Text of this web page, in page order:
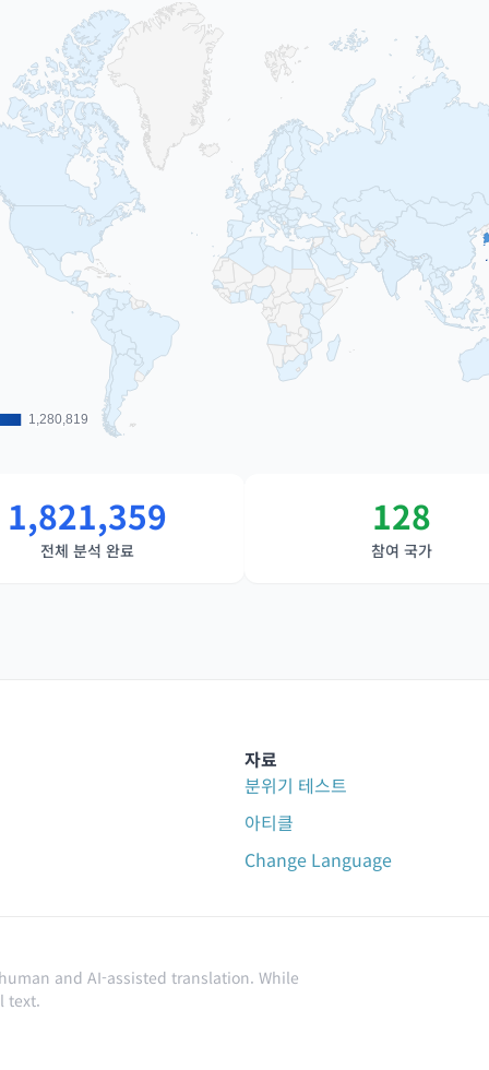
1,280,819
1,280,819
1,821,359
전체 분석 완료
128
참여 국가
자료
분위기 테스트
아티클
Change Language
and AI-assisted translation. While
text.